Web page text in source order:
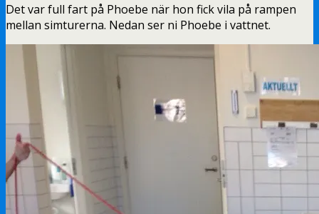
Det var full fart på Phoebe när hon fick vila på rampen
mellan simturerna. Nedan ser ni Phoebe i vattnet.